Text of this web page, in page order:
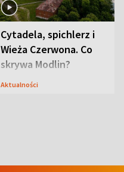
Cytadela, spichlerz i
Wieża Czerwona. Co
skrywa Modlin?
Aktualności